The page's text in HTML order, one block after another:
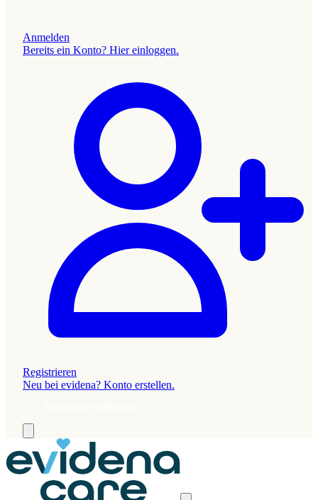
Anmelden
Bereits ein Konto? Hier einloggen.
Registrieren
Neu bei evidena? Konto erstellen.